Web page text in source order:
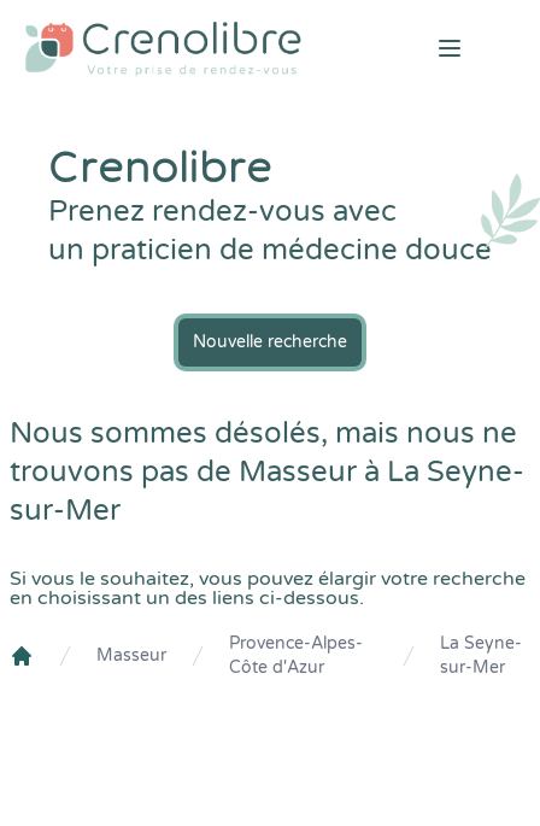
Open
Crenolibre
Prenez rendez-vous avec
un praticien de médecine douce
Nouvelle recherche
Nous sommes désolés, mais nous ne
trouvons pas de Masseur à La Seyne-
sur-Mer
Si vous le souhaitez, vous pouvez élargir votre recherche
en choisissant un des liens ci-dessous.
Masseur
Provence-Alpes-
Côte d'Azur
La Seyne-
sur-Mer